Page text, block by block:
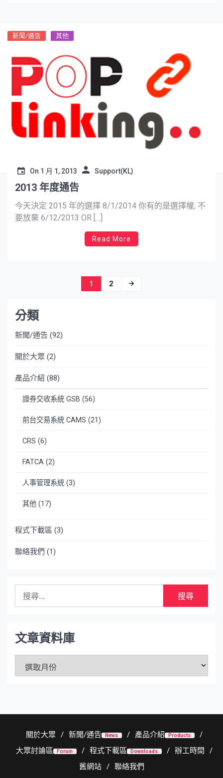
新聞/通告 其他
On 1 月 1, 2013 Support(KL)
2013 年度通告
今天決定 2015 年的選擇 8/1/2014 你有的是選擇權, 不
要放棄 6/12/2013 OR […]
Read More
1 2
分類
新聞/通告 (92)
關於大眾 (2)
產品介紹 (88)
證券交收系統 GSB (56)
前台交易系統 CAMS (21)
CRS (6)
FATCA (2)
人事管理系統 (3)
其他 (17)
程式下載區 (3)
聯絡我們 (1)
字:
文章資料庫
資
關於大眾 新聞/通告 News 產品介紹 Products
大眾討論區 Forum 程式下載區 Downloads
辦工時間
舊網站
聯絡我們